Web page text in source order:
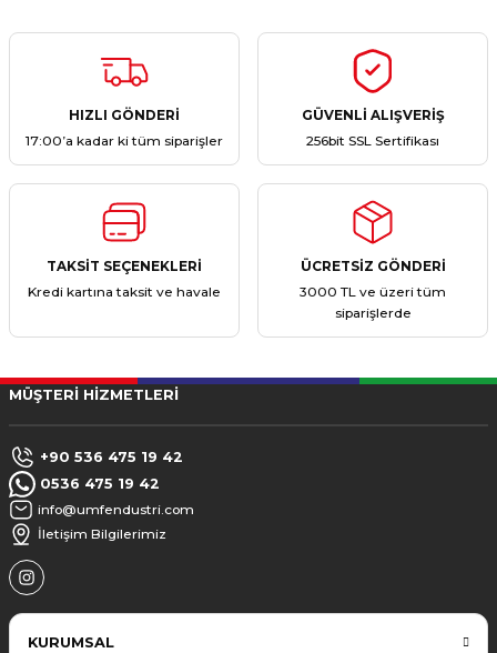
Yorum Yaz
Ürün hakkında henüz soru sorulmamış.
HIZLI GÖNDERİ
17:00’a kadar ki tüm siparişler
GÜVENLİ ALIŞVERİŞ
256bit SSL Sertifikası
TAKSİT SEÇENEKLERİ
Kredi kartına taksit ve havale
ÜCRETSİZ GÖNDERİ
3000 TL ve üzeri tüm
siparişlerde
MÜŞTERİ HİZMETLERİ
+90 536 475 19 42
0536 475 19 42
info@umfendustri.com
İletişim Bilgilerimiz
KURUMSAL